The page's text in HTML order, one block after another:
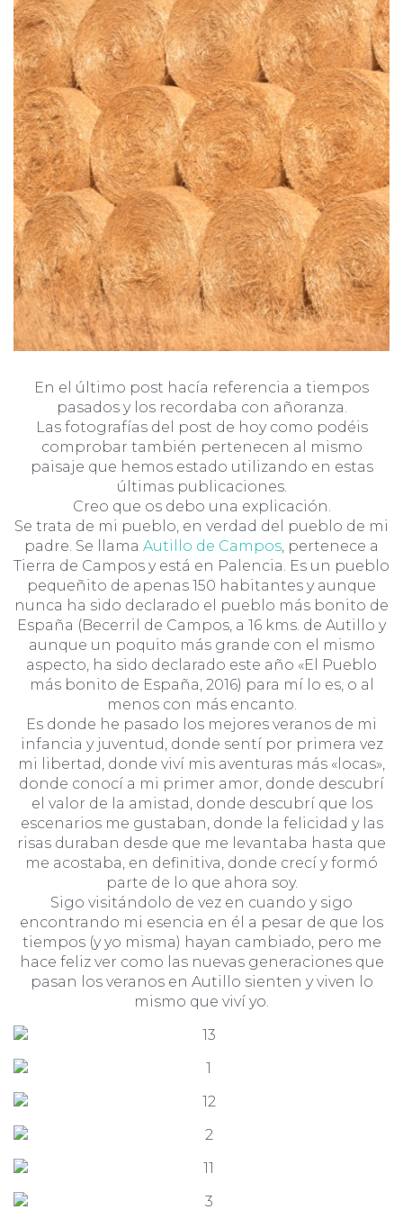
En el último post hacía referencia a tiempos
pasados y los recordaba con añoranza.
Las fotografías del post de hoy como podéis
comprobar también pertenecen al mismo
paisaje que hemos estado utilizando en estas
últimas publicaciones.
Creo que os debo una explicación.
Se trata de mi pueblo, en verdad del pueblo de mi
padre. Se llama Autillo de Campos , pertenece a
Tierra de Campos y está en Palencia. Es un pueblo
pequeñito de apenas 150 habitantes y aunque
nunca ha sido declarado el pueblo más bonito de
España (Becerril de Campos, a 16 kms. de Autillo y
aunque un poquito más grande con el mismo
aspecto, ha sido declarado este año «El Pueblo
más bonito de España, 2016) para mí lo es, o al
menos con más encanto.
Es donde he pasado los mejores veranos de mi
infancia y juventud, donde sentí por primera vez
mi libertad, donde viví mis aventuras más «locas»,
donde conocí a mi primer amor, donde descubrí
el valor de la amistad, donde descubrí que los
escenarios me gustaban, donde la felicidad y las
risas duraban desde que me levantaba hasta que
me acostaba, en definitiva, donde crecí y formó
parte de lo que ahora soy.
Sigo visitándolo de vez en cuando y sigo
encontrando mi esencia en él a pesar de que los
tiempos (y yo misma) hayan cambiado, pero me
hace feliz ver como las nuevas generaciones que
pasan los veranos en Autillo sienten y viven lo
mismo que viví yo.